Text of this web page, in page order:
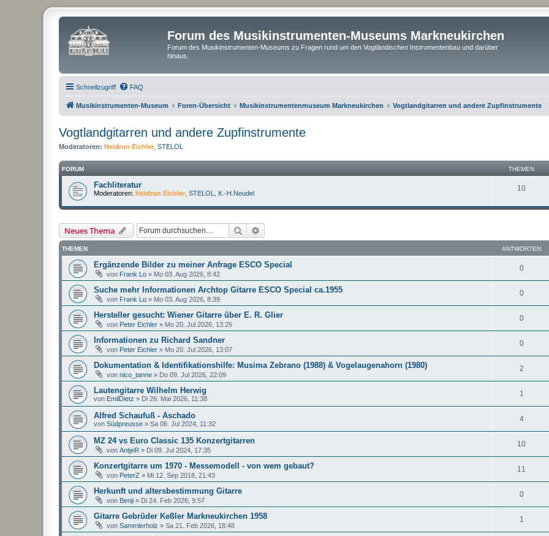
Forum des Musikinstrumenten-Museums Markneukirchen
Forum des Musikinstrumenten-Museums zu Fragen rund um den Vogtländischen Instrumentenbau und darüber
hinaus.
Schnellzugriff FAQ
Musikinstrumenten-Museum Foren-Übersicht Musikinstrumentenmuseum Markneukirchen Vogtlandgitarren und andere Zupfinstrumente
Vogtlandgitarren und andere Zupfinstrumente
Moderatoren: Heidrun Eichler STELOL
FORUM THEMEN
Fachliteratur
Moderatoren: Heidrun Eichler STELOL K.-H.Neudel
10
Neues Thema Suche
THEMEN ANTWORTEN
Ergänzende Bilder zu meiner Anfrage ESCO Special
von Frank Lo » Mo 03. Aug 2026, 8:42
0
Suche mehr Informationen Archtop Gitarre ESCO Special ca.1955
von Frank Lo » Mo 03. Aug 2026, 8:39
0
Hersteller gesucht: Wiener Gitarre über E. R. Glier
von Peter Eichler » Mo 20. Jul 2026, 13:26
0
Informationen zu Richard Sandner
von Peter Eichler » Mo 20. Jul 2026, 13:07
0
Dokumentation & Identifikationshilfe: Musima Zebrano (1988) & Vogelaugenahorn (1980)
von nico_tanne » Do 09. Jul 2026, 22:09
2
Lautengitarre Wilhelm Herwig
von EmilDietz » Di 26. Mai 2026, 11:38
1
Alfred Schaufuß - Aschado
von Südpreusse » Sa 06. Jul 2024, 11:32
4
MZ 24 vs Euro Classic 135 Konzertgitarren
von AntjeR » Di 09. Jul 2024, 17:35
10
Konzertgitarre um 1970 - Messemodell - von wem gebaut?
von PeterZ » Mi 12. Sep 2018, 21:43
11
Herkunft und altersbestimmung Gitarre
von Benji » Di 24. Feb 2026, 9:57
0
Gitarre Gebrüder Keßler Markneukirchen 1958
von Sammlerholz » Sa 21. Feb 2026, 18:48
1